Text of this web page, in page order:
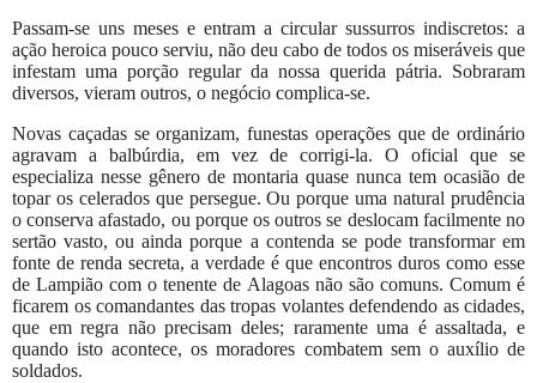
Passam-se uns meses e entram a circular sussurros indiscretos: a
ação heroica pouco serviu, não deu cabo de todos os miseráveis que
infestam uma porção regular da nossa querida pátria. Sobraram
diversos, vieram outros, o negócio complica-se.
Novas caçadas se organizam, funestas operações que de ordinário
agravam a balbúrdia, em vez de corrigi-la. O oficial que se
especializa nesse gênero de montaria quase nunca tem ocasião de
topar os celerados que persegue. Ou porque uma natural prudência
o conserva afastado, ou porque os outros se deslocam facilmente no
sertão vasto, ou ainda porque a contenda se pode transformar em
fonte de renda secreta, a verdade é que encontros duros como esse
de Lampião com o tenente de Alagoas não são comuns. Comum é
ficarem os comandantes das tropas volantes defendendo as cidades,
que em regra não precisam deles; raramente uma é assaltada, e
quando isto acontece, os moradores combatem sem o auxílio de
soldados.